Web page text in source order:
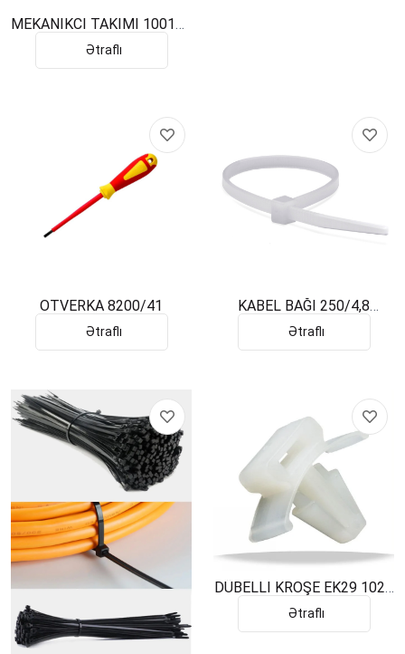
MEKANIKCI TAKIMI 100122
Ətraflı
OTVERKA 8200/41
Ətraflı
KABEL BAĞI 250/4,8
Ətraflı
DÜBELLI KROŞE EK29 1029
Ətraflı